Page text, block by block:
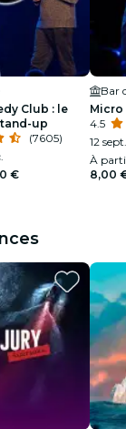
Club : le
up
(7605)
€
Bar
Micro
4.5
12
À
8,00